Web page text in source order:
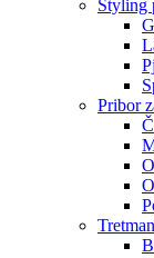
Styling
Pribor